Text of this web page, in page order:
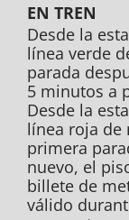
EN TREN
Desde la
línea verde
parada
5 minutos a
Desde la
línea roja de
primera
nuevo, el
billete de
válido